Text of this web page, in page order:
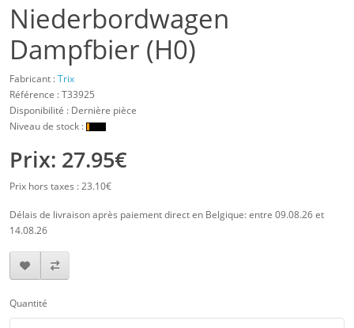
Niederbordwagen
Dampfbier (H0)
Fabricant :Trix
Référence :T33925
Disponibilité : Dernière pièce
Niveau de stock :
Prix: 27.95€
Prix hors taxes : 23.10€
Délais de livraison après paiement direct en Belgique: entre 09.08.26 et
14.08.26
Quantité